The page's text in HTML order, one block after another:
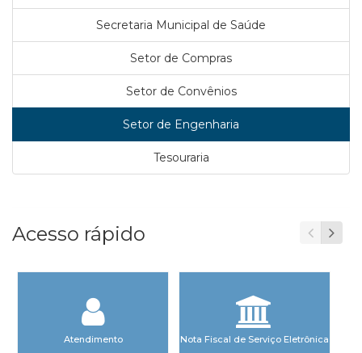
Secretaria Municipal de Saúde
Setor de Compras
Setor de Convênios
Setor de Engenharia
Tesouraria
Acesso rápido
Atendimento Nota Fiscal de Serviço Eletrônica